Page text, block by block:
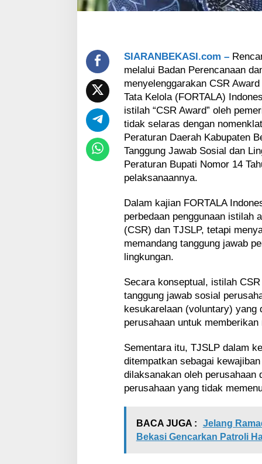
s
e
n
s
P
e
m
k
B
e
a
s
J
a
l
k
n
P
e
d
a
J
S
SIARANBEKASI.com –
melalui Badan Perencanaan
menyelenggarakan CSR
Tata Kelola (FORTALA)
istilah “CSR Award” oleh
tidak selaras dengan
Peraturan Daerah Kabupaten
Tanggung Jawab Sosial dan
Peraturan Bupati Nomor 14
pelaksanaannya.
Dalam kajian FORTALA
perbedaan penggunaan istilah
(CSR) dan TJSLP, tetapi
memandang tanggung jawab
lingkungan.
Secara konseptual, istilah
tanggung jawab sosial
kesukarelaan (voluntary) yang
perusahaan untuk
Sementara itu, TJSLP dalam
ditempatkan sebagai
dilaksanakan oleh perusahaan
perusahaan yang tidak
BACA JUGA :
Jelang
Bekasi Gencarkan Patroli